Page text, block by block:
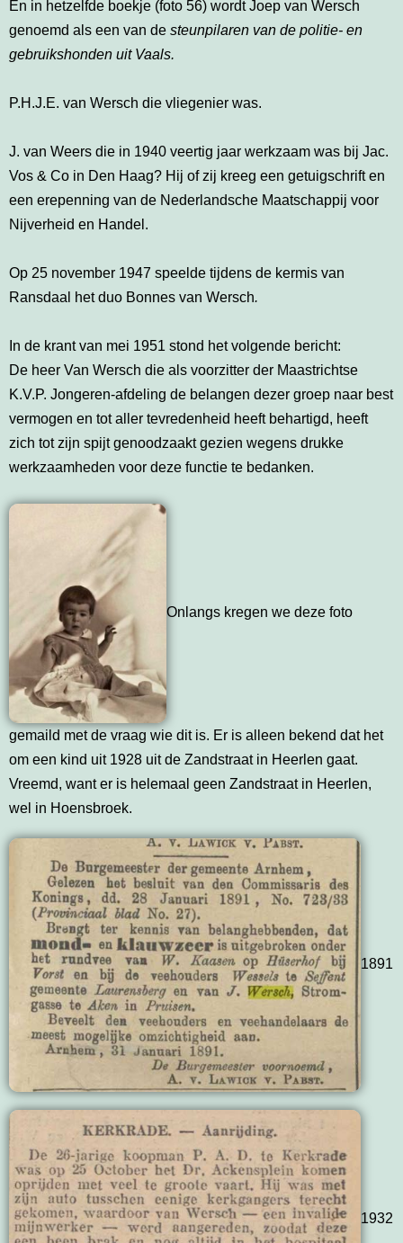
En in hetzelfde boekje (foto 56) wordt Joep van Wersch
genoemd als een van de steunpilaren van de politie- en
gebruikshonden uit Vaals.
P.H.J.E. van Wersch die vliegenier was.
J. van Weers die in 1940 veertig jaar werkzaam was bij Jac.
Vos & Co in Den Haag? Hij of zij kreeg een getuigschrift en
een erepenning van de Nederlandsche Maatschappij voor
Nijverheid en Handel.
Op 25 november 1947 speelde tijdens de kermis van
Ransdaal het duo Bonnes van Wersch.
In de krant van mei 1951 stond het volgende bericht:
De heer Van Wersch die als voorzitter der Maastrichtse
K.V.P. Jongeren-afdeling de belangen dezer groep naar best
vermogen en tot aller tevredenheid heeft behartigd, heeft
zich tot zijn spijt genoodzaakt gezien wegens drukke
werkzaamheden voor deze functie te bedanken.
Onlangs kregen we deze foto
gemaild met de vraag wie dit is. Er is alleen bekend dat het
om een kind uit 1928 uit de Zandstraat in Heerlen gaat.
Vreemd, want er is helemaal geen Zandstraat in Heerlen,
wel in Hoensbroek.
1891
1932